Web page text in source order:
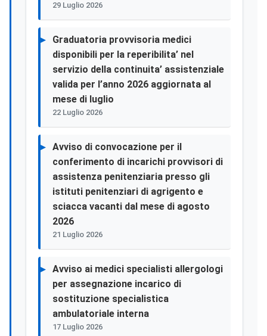
29 Luglio 2026
Graduatoria provvisoria medici
disponibili per la reperibilita’ nel
servizio della continuita’ assistenziale
valida per l’anno 2026 aggiornata al
mese di luglio
22 Luglio 2026
Avviso di convocazione per il
conferimento di incarichi provvisori di
assistenza penitenziaria presso gli
istituti penitenziari di agrigento e
sciacca vacanti dal mese di agosto
2026
21 Luglio 2026
Avviso ai medici specialisti allergologi
per assegnazione incarico di
sostituzione specialistica
ambulatoriale interna
17 Luglio 2026